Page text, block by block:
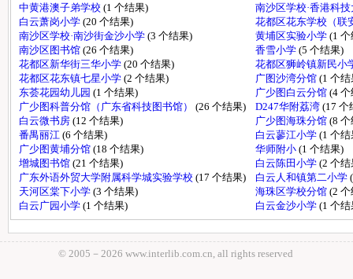
中黄港澳子弟学校 (1 个结果)
南沙区学校·香港科
白云萧岗小学 (20 个结果)
花都区花东学校（联
南沙区学校·南沙街金沙小学 (3 个结果) 黄埔区实验小学 (1
南沙区图书馆 (26 个结果) 香雪小学 (5 个结果)
花都区新华街三华小学 (20 个结果)
花都区狮岭镇新民小
花都区花东镇七星小学 (2 个结果) 广图沙湾分馆 (1 个结
东荟花园幼儿园 (1 个结果) 广少图白云分馆 (4
广少图科普分馆（广东省科技图书馆） (26 个结果) D247华附荔湾 (17 个
白云微书房 (12 个结果) 广少图海珠分馆 (8
番禺丽江 (6 个结果) 白云蓼江小学 (1 个结
广少图黄埔分馆 (18 个结果) 华师附小 (1 个结果)
增城图书馆 (21 个结果) 白云陈田小学 (2 个结
广东外语外贸大学附属科学城实验学校 (17 个结果) 白云人和镇第二小学
天河区棠下小学 (3 个结果) 海珠区学校分馆 (2
白云广园小学 (1 个结果) 白云金沙小学 (1 个结
© 2005－ 2026 www.interlib.com.cn, all rights reserved